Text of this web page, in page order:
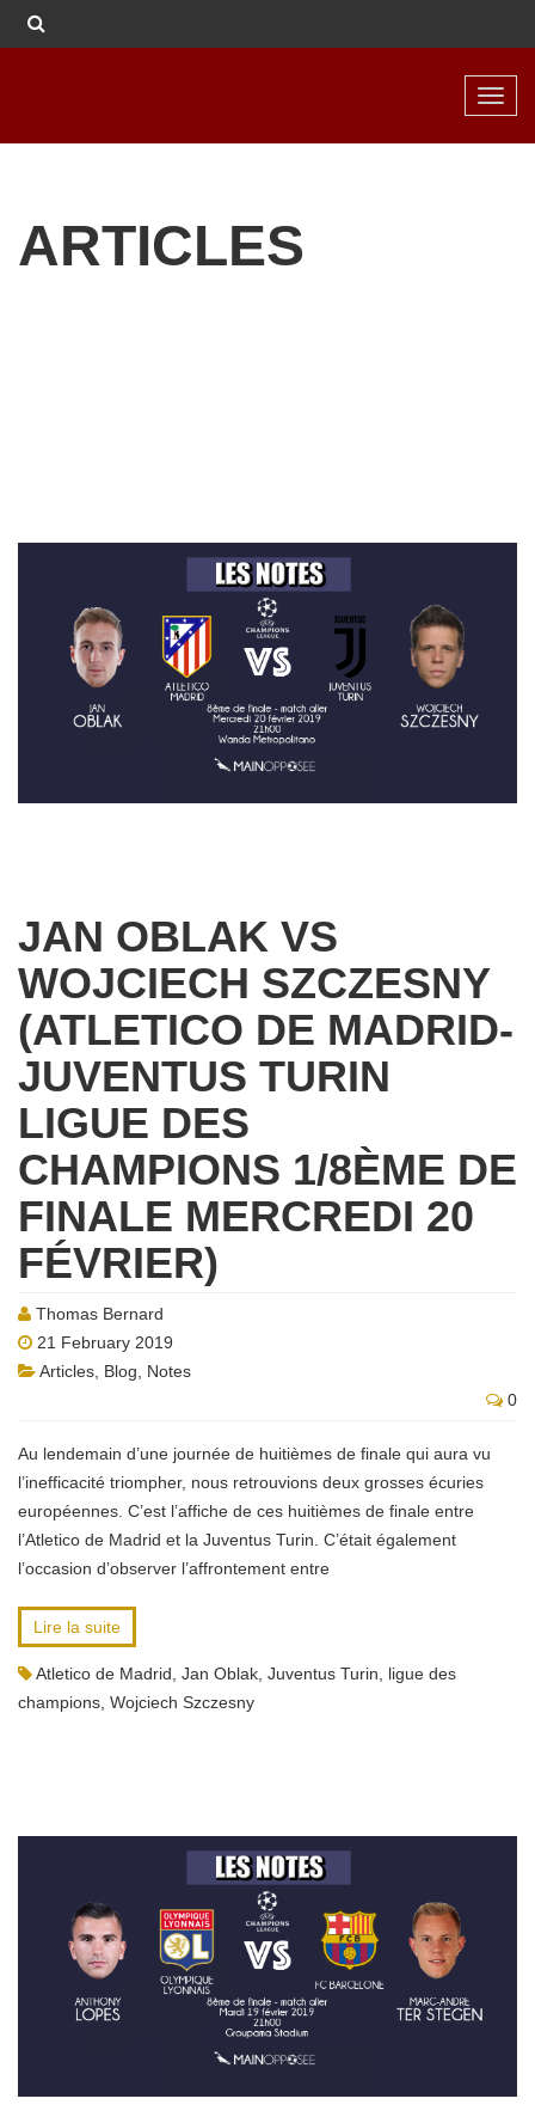
ARTICLES
JAN OBLAK VS
WOJCIECH SZCZESNY
(ATLETICO DE MADRID-
JUVENTUS TURIN
LIGUE DES
CHAMPIONS 1/8ÈME DE
FINALE MERCREDI 20
FÉVRIER)
Thomas Bernard
21 February 2019
Articles Blog
Notes
0
Au lendemain d’une journée de huitièmes de finale qui aura vu
l’inefficacité triompher, nous retrouvions deux grosses écuries
européennes. C’est l’affiche de ces huitièmes de finale entre
l’Atletico de Madrid et la Juventus Turin. C’était également
l’occasion d’observer l’affrontement entre
Lire la suite
Atletico de Madrid Jan Oblak Juventus Turin
ligue des
champions Wojciech Szczesny